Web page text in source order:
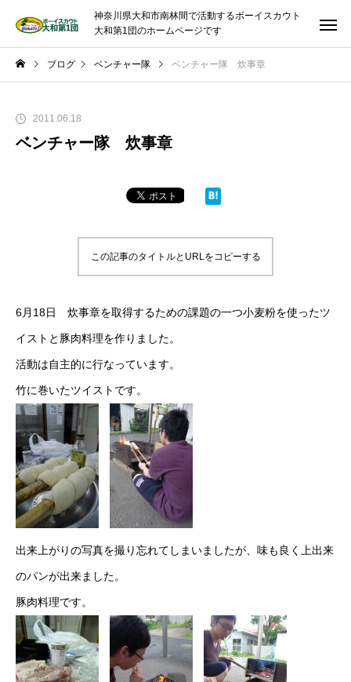
神奈川県大和市南林間で活動するボーイスカウト
大和第1団のホームページです
ブログ ベンチャー隊 ベンチャー隊 炊事章
2011.06.18
ベンチャー隊 炊事章
この記事のタイトルとURLをコピーする
6月18日 炊事章を取得するための課題の一つ小麦粉を使ったツ
イストと豚肉料理を作りました。
活動は自主的に行なっています。
竹に巻いたツイストです。
出来上がりの写真を撮り忘れてしまいましたが、味も良く上出来
のパンが出来ました。
豚肉料理です。